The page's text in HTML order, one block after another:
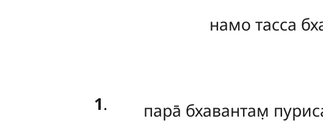
намо тасса
1. пара̄ бхавантам̣